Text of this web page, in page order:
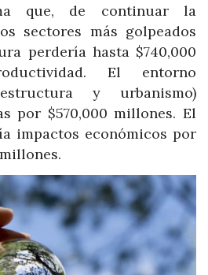
que, de continuar la
sectores más golpeados
perdería hasta $740,000
El entorno
y urbanismo)
por $570,000 millones. El
impactos económicos por